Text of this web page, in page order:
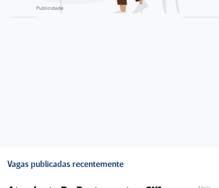
Vagas publicadas recentemente